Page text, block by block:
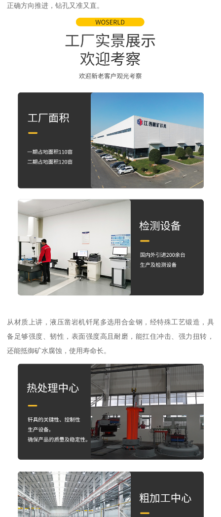
正确方向推进，钻孔又准又直。
从材质上讲，液压凿岩机钎尾多选用合金钢，经特殊工艺锻造，具
备足够强度、韧性，表面强度高且耐磨，能扛住冲击、强力扭转，
还能抵御矿水腐蚀，使用寿命长。